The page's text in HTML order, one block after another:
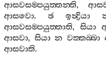
ආසවසම‍්පයුත‍්තන‍්ති,
ආසවො. ඡ ඉන්‍ද්‍රියා
ආසවසම‍්පයුත‍්තාති, සියා
ආසවා, සියා න වත‍්තබ‍්බා
ආසවාති.